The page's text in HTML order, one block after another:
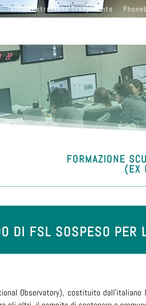
Amministrazione Trasparente
FORMAZIONE
(EX
DI FSL SOSPESO
Observatory), costituito